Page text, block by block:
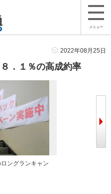
メニュー
2022年08月25日
．１％の高成約率
ングランキャン